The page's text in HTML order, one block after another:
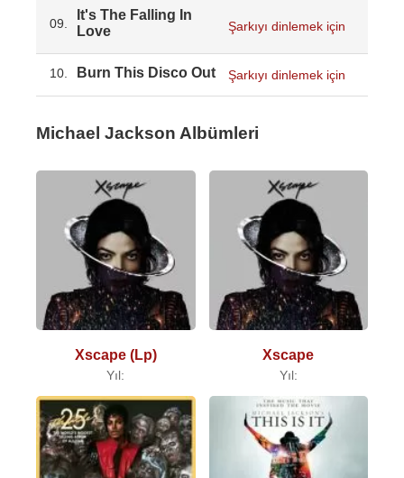
09.
It's The Falling In
Love
Şarkıyı dinlemek için
10. Burn This Disco Out Şarkıyı dinlemek için
Michael Jackson Albümleri
Xscape (Lp)
Yıl:
Xscape
Yıl: